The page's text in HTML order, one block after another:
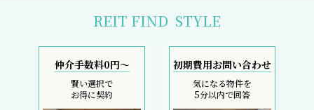
おとり物件なし
検索サイトでは高水準
リモート内覧対応
しっかりサポート